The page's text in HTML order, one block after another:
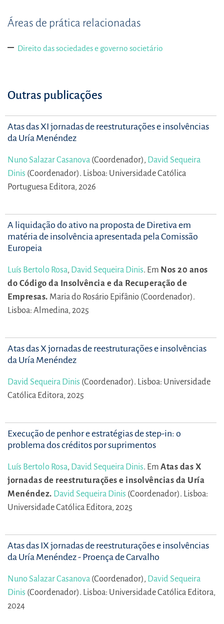
Áreas de prática relacionadas
Direito das sociedades e governo societário
Outras publicações
Atas das XI jornadas de reestruturações e insolvências
da Uría Menéndez
Nuno Salazar Casanova (Coordenador), David Sequeira
Dinis (Coordenador). Lisboa: Universidade Católica
Portuguesa Editora, 2026
A liquidação do ativo na proposta de Diretiva em
matéria de insolvência apresentada pela Comissão
Europeia
Luís Bertolo Rosa, David Sequeira Dinis. Em Nos 20 anos
do Código da Insolvência e da Recuperação de
Empresas. Maria do Rosário Epifânio (Coordenador).
Lisboa: Almedina, 2025
Atas das X jornadas de reestruturações e insolvências
da Uría Menéndez
David Sequeira Dinis (Coordenador). Lisboa: Universidade
Católica Editora, 2025
Execução de penhor e estratégias de step-in: o
problema dos créditos por suprimentos
Luís Bertolo Rosa, David Sequeira Dinis. Em Atas das X
jornadas de reestruturações e insolvências da Uría
Menéndez. David Sequeira Dinis (Coordenador). Lisboa:
Universidade Católica Editora, 2025
Atas das IX jornadas de reestruturações e insolvências
da Uría Menéndez - Proença de Carvalho
Nuno Salazar Casanova (Coordenador), David Sequeira
Dinis (Coordenador). Lisboa: Universidade Católica Editora,
2024